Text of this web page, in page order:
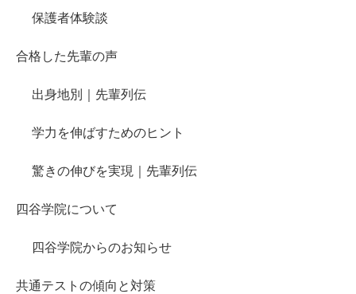
保護者体験談
合格した先輩の声
出身地別｜先輩列伝
学力を伸ばすためのヒント
驚きの伸びを実現｜先輩列伝
四谷学院について
四谷学院からのお知らせ
共通テストの傾向と対策